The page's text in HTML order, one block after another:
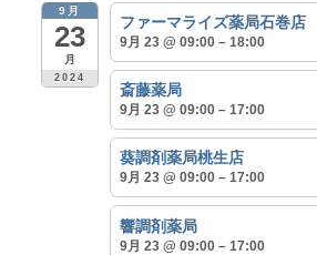
9月
23
月
2024
ファーマライズ薬局石巻店
9月 23 @ 09:00 – 18:00
斎藤薬局
9月 23 @ 09:00 – 17:00
葵調剤薬局桃生店
9月 23 @ 09:00 – 17:00
響調剤薬局
9月 23 @ 09:00 – 17:00